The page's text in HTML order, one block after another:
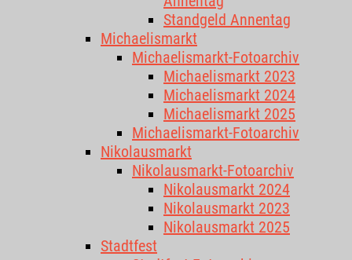
Standgeld Annentag
Michaelismarkt
Michaelismarkt-Fotoarchiv
Michaelismarkt 2023
Michaelismarkt 2024
Michaelismarkt 2025
Michaelismarkt-Fotoarchiv
Nikolausmarkt
Nikolausmarkt-Fotoarchiv
Nikolausmarkt 2024
Nikolausmarkt 2023
Nikolausmarkt 2025
Stadtfest